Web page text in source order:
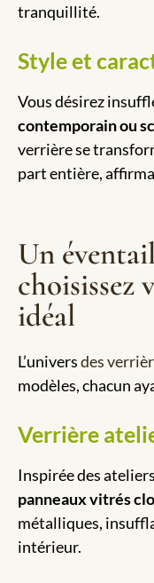
tranquillité.
Style et
Vous désirez
contemporain ou
verrière se
part entière,
Un
choisissez
idéal
L’universdes
modèles, chacun
Verrière
Inspirée des
panneaux vitrés
métalliques,
intérieur.